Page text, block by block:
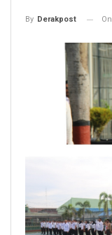
By Derakpost On